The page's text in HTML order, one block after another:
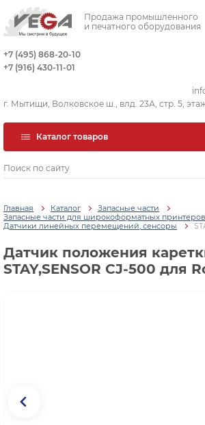
Продажа промышленного
и печатного оборудования
+7 (495) 868-20-10
+7 (916) 430-11-01
г. Мытищи, Волковское ш., влд. 23А, стр. 5,
Каталог товаров
Главная Каталог
Запасные части
Запасные части для широкоформатных принтеров
Датчики линейных перемещений, сенсоры
Датчик положения
STAY,SENSOR CJ-500 для